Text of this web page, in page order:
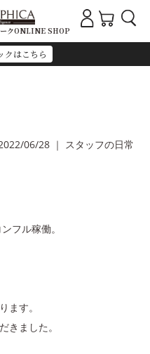
クはこちら
ークONLINE SHOP
06/28 ｜ スタッフの日常
フル稼働。
ます。
きました。